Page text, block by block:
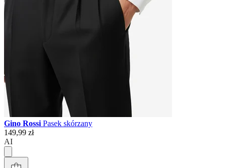
Gino Rossi Pasek skórzany
149,99 zł
AI